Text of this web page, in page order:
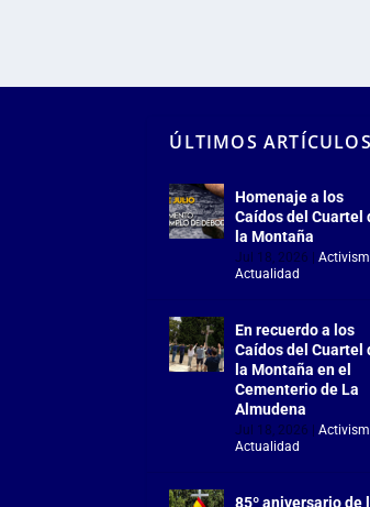
ÚLTIMOS ARTÍCULOS
Homenaje a los
Caídos del Cuartel
la Montaña
Jul 18, 2026 |
Actualidad
En recuerdo a los
Caídos del Cuartel
la Montaña en el
Cementerio de La
Almudena
Jul 18, 2026 |
Actualidad
85º aniversario de